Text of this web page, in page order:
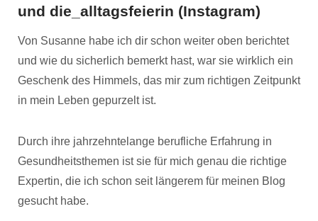
und die_alltagsfeierin (Instagram)
Von Susanne habe ich dir schon weiter oben berichtet
und wie du sicherlich bemerkt hast, war sie wirklich ein
Geschenk des Himmels, das mir zum richtigen Zeitpunkt
in mein Leben gepurzelt ist.
Durch ihre jahrzehntelange berufliche Erfahrung in
Gesundheitsthemen ist sie für mich genau die richtige
Expertin, die ich schon seit längerem für meinen Blog
gesucht habe.